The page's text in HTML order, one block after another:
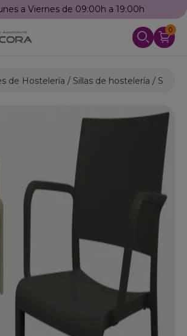
a Viernes de 09:00h a 19:00h
0
de Hostelería Sillas de hostelería Sillas